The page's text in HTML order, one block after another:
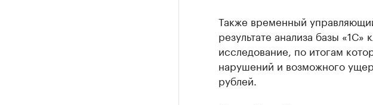
Также временный
результате анализа базы
исследование, по итогам
нарушений и возможного
рублей.